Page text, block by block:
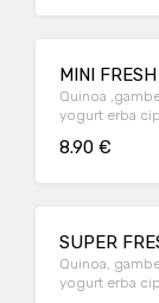
MINI
Quinoa
yogurt erba
8.90 €
SUPER
Quinoa,
yogurt erba